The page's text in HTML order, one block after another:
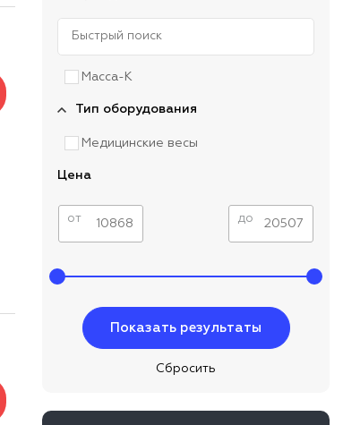
Масса-К
Тип оборудования
Медицинские весы
Цена
от до